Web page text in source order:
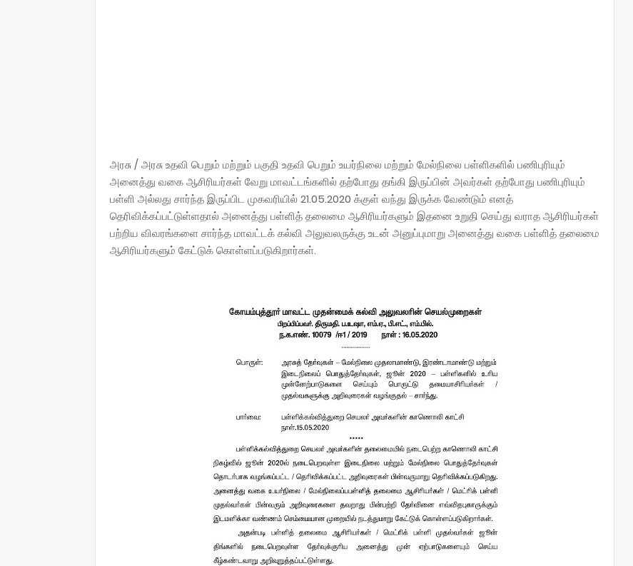
அரசு / அரசு உதவி பெறும் மற்றும் பகுதி உதவி பெறும் உயர்நிலை மற்றும் மேல்நிலை பள்ளிகளில் பணிபுரியும்
அனைத்து வகை ஆசிரியர்கள் வேறு மாவட்டங்களில் தற்போது தங்கி இருப்பின் அவர்கள் தற்போது பணிபுரியும்
பள்ளி அல்லது சார்ந்த இருப்பிட முகவரியில் 21.05.2020 க்குள் வந்து இருக்க வேண்டும் எனத்
தெரிவிக்கப்பட்டுள்ளதால் அனைத்து பள்ளித் தலைமை ஆசிரியர்களும் இதனை உறுதி செய்து வராத ஆசிரியர்கள்
பற்றிய விவரங்களை சார்ந்த மாவட்டக் கல்வி அலுவலருக்கு உடன் அனுப்புமாறு அனைத்து வகை பள்ளித் தலைமை
ஆசிரியர்களும் கேட்டுக் கொள்ளப்படுகிறார்கள்.